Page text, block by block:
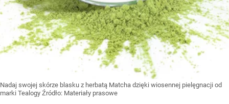
Nadaj swojej skórze blasku z herbatą Matcha dzięki wiosennej pielęgnacji od
marki Tealogy Źródło: Materiały prasowe